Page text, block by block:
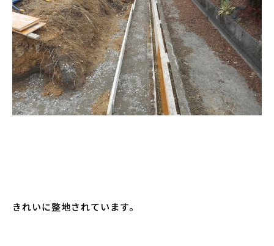
きれいに整地されています。